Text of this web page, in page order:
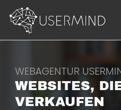
WEBAGENTUR
WEBSITES,
VERKAUFEN